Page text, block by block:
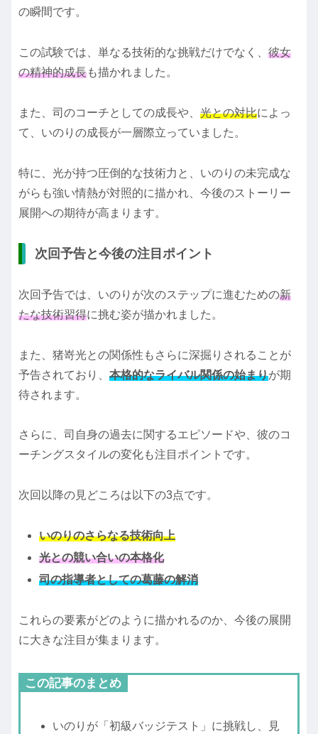
の瞬間です。
この試験では、単なる技術的な挑戦だけでなく、 彼女
の精神的成長も描かれました。
また、司のコーチとしての成長や、 光との対比によっ
て、いのりの成長が一層際立っていました。
特に、光が持つ圧倒的な技術力と、いのりの未完成な
がらも強い情熱が対照的に描かれ、今後のストーリー
展開への期待が高まります。
次回予告と今後の注目ポイント
次回予告では、いのりが次のステップに進むための新
たな技術習得に挑む姿が描かれました。
また、猪嵜光との関係性もさらに深掘りされることが
予告されており、 本格的なライバル関係の始まりが期
待されます。
さらに、司自身の過去に関するエピソードや、彼のコ
ーチングスタイルの変化も注目ポイントです。
次回以降の見どころは以下の3点です。
いのりのさらなる技術向上
光との競い合いの本格化
司の指導者としての葛藤の解消
これらの要素がどのように描かれるのか、今後の展開
に大きな注目が集まります。
この記事のまとめ
いのりが「初級バッジテスト」に挑戦し、見